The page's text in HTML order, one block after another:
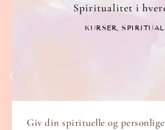
Spiritualitet i
KURSER ,
Giv din spirituelle og